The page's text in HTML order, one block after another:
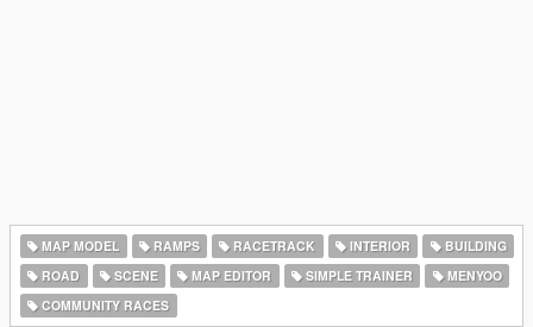
MAP MODEL RAMPS RACETRACK INTERIOR
BUILDING
ROAD
SCENE MAP EDITOR SIMPLE TRAINER
MENYOO
COMMUNITY RACES